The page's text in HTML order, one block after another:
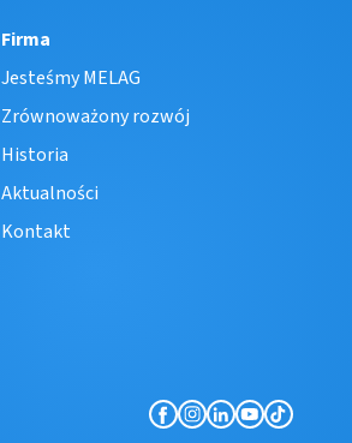
Firma
Jesteśmy MELAG
Zrównoważony rozwój
Historia
Aktualności
Kontakt